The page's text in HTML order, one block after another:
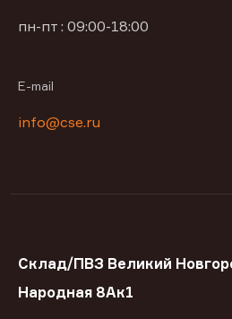
пн-пт : 09:00-18:00
E-mail
info@cse.ru
Склад/ПВЗ Великий
Народная 8Ак1